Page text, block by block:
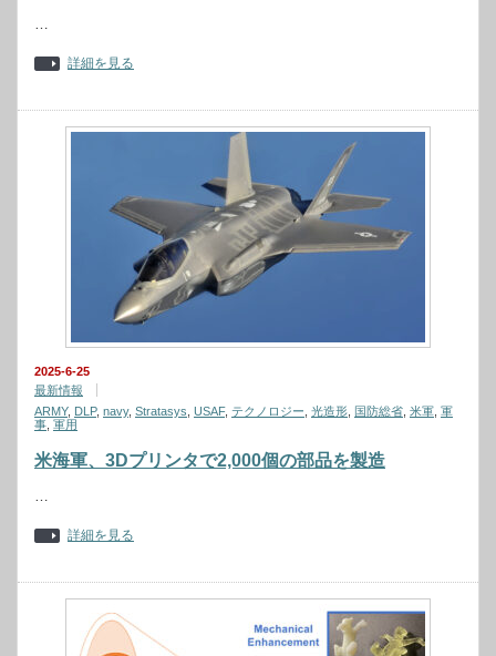
…
詳細を見る
2025-6-25
最新情報
ARMY, DLP, navy, Stratasys USAF, テクノロジー 光造形 国防総省 米軍 軍
事 軍用
米海軍、3Dプリンタで2,000個の部品を製造
…
詳細を見る